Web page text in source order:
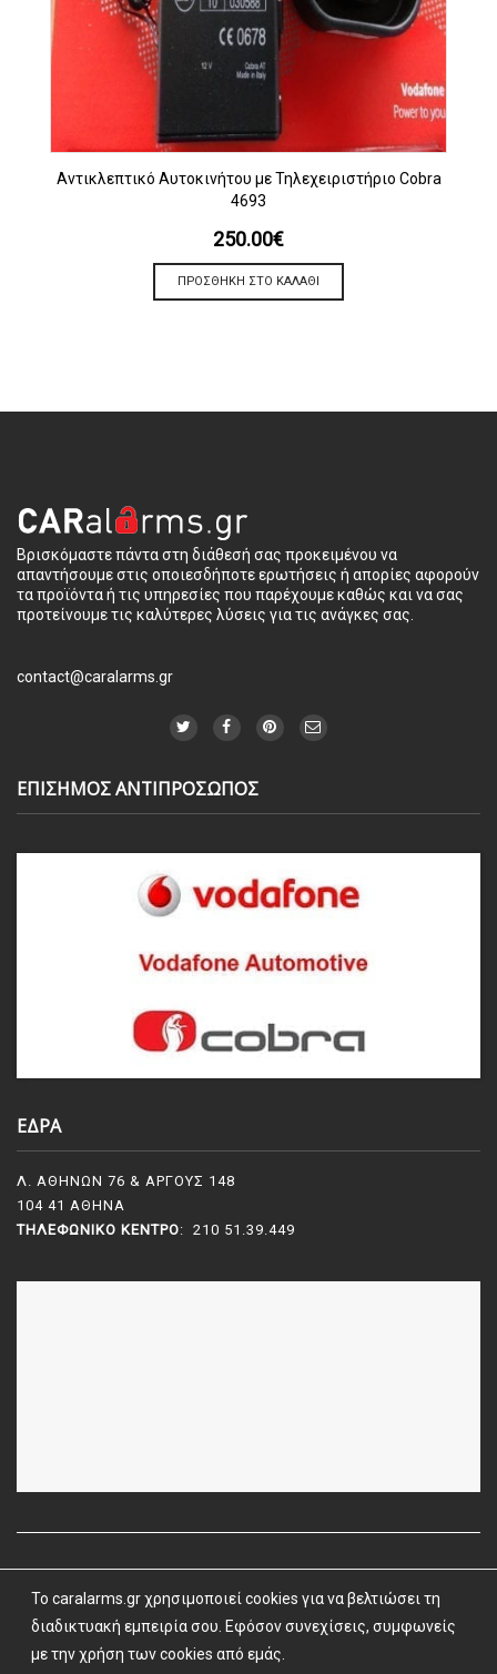
Αντικλεπτικό Αυτοκινήτου με Τηλεχειριστήριο Cobra
4693
250.00€
ΠΡΟΣΘΉΚΗ ΣΤΟ ΚΑΛΆΘΙ
Βρισκόμαστε πάντα στη διάθεσή σας προκειμένου να
απαντήσουμε στις οποιεσδήποτε ερωτήσεις ή απορίες αφορούν
τα προϊόντα ή τις υπηρεσίες που παρέχουμε καθώς και να σας
προτείνουμε τις καλύτερες λύσεις για τις ανάγκες σας.
contact@caralarms.gr
ΕΠΙΣΗΜΟΣ ΑΝΤΙΠΡΟΣΩΠΟΣ
ΕΔΡΑ
Λ. ΑΘΗΝΩΝ 76 & ΑΡΓΟΥΣ 148
104 41 ΑΘΗΝΑ
ΤΗΛΕΦΩΝΙΚΌ ΚΈΝΤΡΟ: 210 51.39.449
Όροι Χρήσης|Όροι & Προϋποθέσεις| caralarms.gr ©2026 |
Powered byVrisko.gr
To caralarms.gr χρησιμοποιεί cookies για να βελτιώσει τη
διαδικτυακή εμπειρία σου. Εφόσον συνεχίσεις, συμφωνείς
με την χρήση των cookies από εμάς.